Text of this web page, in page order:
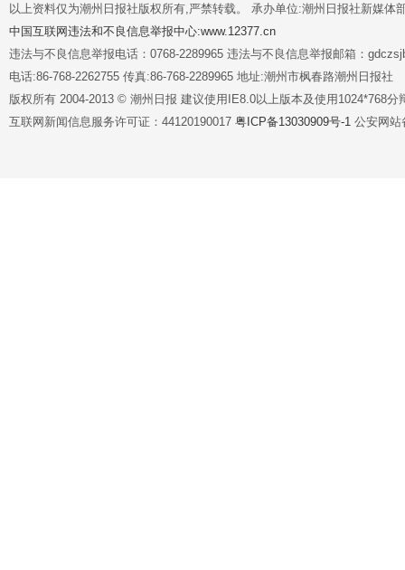
以上资料仅为潮州日报社版权所有,严禁转载。 承办单位:潮州日报社新媒体
中国互联网违法和不良信息举报中心:www.12377.cn
违法与不良信息举报电话：0768-2289965 违法与不良信息举报邮箱：
电话:86-768-2262755 传真:86-768-2289965 地址:潮州市枫春路潮州日报社
版权所有 2004-2013 © 潮州日报 建议使用IE8.0以上版本及使用1024*768分
互联网新闻信息服务许可证：44120190017 粤ICP备13030909号-1 公安网站